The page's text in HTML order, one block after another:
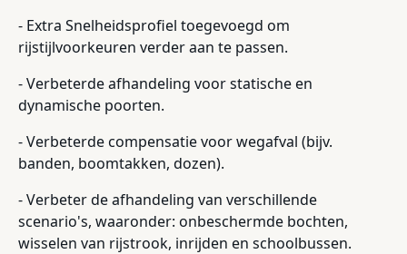
- Extra Snelheidsprofiel toegevoegd om
rijstijlvoorkeuren verder aan te passen.
- Verbeterde afhandeling voor statische en
dynamische poorten.
- Verbeterde compensatie voor wegafval (bijv.
banden, boomtakken, dozen).
- Verbeter de afhandeling van verschillende
scenario's, waaronder: onbeschermde bochten,
wisselen van rijstrook, inrijden en schoolbussen.